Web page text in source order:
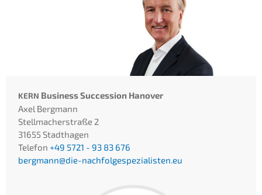
KERN Business Succes­si­on Hanover
Axel Bergmann
Stell­ma­cher­stra­ße 2
31655 Stadt­ha­gen
Telefon +49 5721 - 93 83 676
bergmann@die-nachfolgespezialisten.eu